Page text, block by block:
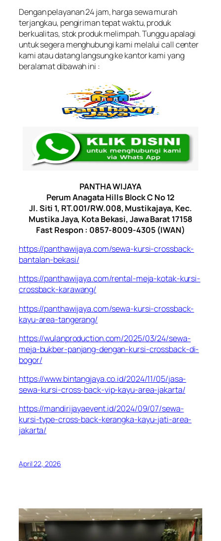
Dengan pelayanan 24 jam, harga sewa murah
terjangkau, pengiriman tepat waktu, produk
berkualitas, stok produk melimpah. Tunggu apalagi
untuk segera menghubungi kami melalui call center
kami atau datang langsung ke kantor kami yang
beralamat dibawah ini :
PANTHA WIJAYA
Perum Anagata Hills Block C No 12
Jl. Siti 1, RT.001/RW.008, Mustikajaya, Kec.
Mustika Jaya, Kota Bekasi, Jawa Barat 17158
Fast Respon : 0857-8009-4305 (IWAN)
https://panthawijaya.com/sewa-kursi-crossback-
bantalan-bekasi/
https://panthawijaya.com/rental-meja-kotak-kursi-
crossback-karawang/
https://panthawijaya.com/sewa-kursi-crossback-
kayu-area-tangerang/
https://wulanproduction.com/2025/03/24/sewa-
meja-bukber-panjang-dengan-kursi-crossback-di-
bogor/
https://www.bintangjaya.co.id/2024/11/05/jasa-
sewa-kursi-cross-back-vip-kayu-area-jakarta/
https://mandirijayaevent.id/2024/09/07/sewa-
kursi-type-cross-back-kerangka-kayu-jati-area-
jakarta/
April 22, 2026